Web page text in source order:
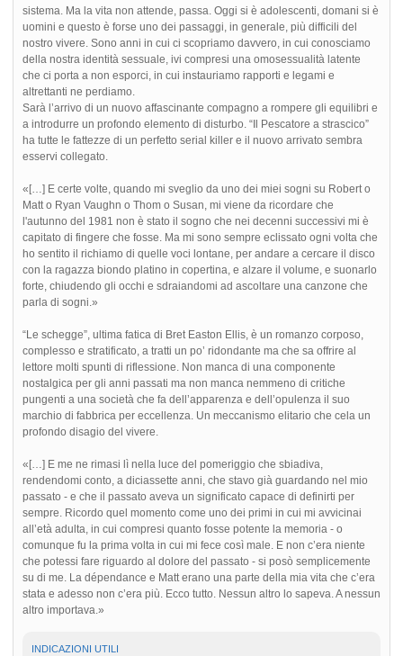
sistema. Ma la vita non attende, passa. Oggi si è adolescenti, domani si è
uomini e questo è forse uno dei passaggi, in generale, più difficili del
nostro vivere. Sono anni in cui ci scopriamo davvero, in cui conosciamo
della nostra identità sessuale, ivi compresi una omosessualità latente
che ci porta a non esporci, in cui instauriamo rapporti e legami e
altrettanti ne perdiamo.
Sarà l’arrivo di un nuovo affascinante compagno a rompere gli equilibri e
a introdurre un profondo elemento di disturbo. “Il Pescatore a strascico”
ha tutte le fattezze di un perfetto serial killer e il nuovo arrivato sembra
esservi collegato.
«[…] E certe volte, quando mi sveglio da uno dei miei sogni su Robert o
Matt o Ryan Vaughn o Thom o Susan, mi viene da ricordare che
l'autunno del 1981 non è stato il sogno che nei decenni successivi mi è
capitato di fingere che fosse. Ma mi sono sempre eclissato ogni volta che
ho sentito il richiamo di quelle voci lontane, per andare a cercare il disco
con la ragazza biondo platino in copertina, e alzare il volume, e suonarlo
forte, chiudendo gli occhi e sdraiandomi ad ascoltare una canzone che
parla di sogni.»
“Le schegge”, ultima fatica di Bret Easton Ellis, è un romanzo corposo,
complesso e stratificato, a tratti un po’ ridondante ma che sa offrire al
lettore molti spunti di riflessione. Non manca di una componente
nostalgica per gli anni passati ma non manca nemmeno di critiche
pungenti a una società che fa dell’apparenza e dell’opulenza il suo
marchio di fabbrica per eccellenza. Un meccanismo elitario che cela un
profondo disagio del vivere.
«[…] E me ne rimasi lì nella luce del pomeriggio che sbiadiva,
rendendomi conto, a diciassette anni, che stavo già guardando nel mio
passato - e che il passato aveva un significato capace di definirti per
sempre. Ricordo quel momento come uno dei primi in cui mi avvicinai
all’età adulta, in cui compresi quanto fosse potente la memoria - o
comunque fu la prima volta in cui mi fece così male. E non c’era niente
che potessi fare riguardo al dolore del passato - si posò semplicemente
su di me. La dépendance e Matt erano una parte della mia vita che c’era
stata e adesso non c’era più. Ecco tutto. Nessun altro lo sapeva. A nessun
altro importava.»
INDICAZIONI UTILI